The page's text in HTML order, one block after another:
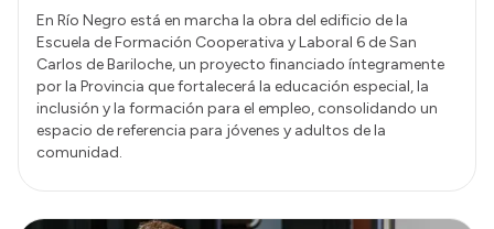
En Río Negro está en marcha la obra del edificio de la
Escuela de Formación Cooperativa y Laboral 6 de San
Carlos de Bariloche, un proyecto financiado íntegramente
por la Provincia que fortalecerá la educación especial, la
inclusión y la formación para el empleo, consolidando un
espacio de referencia para jóvenes y adultos de la
comunidad.